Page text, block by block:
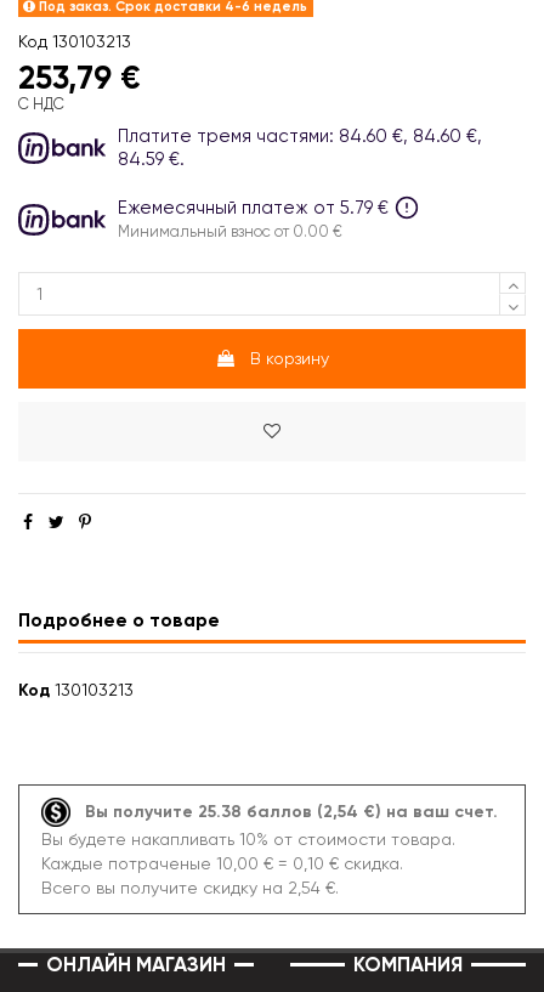
Под заказ. Срок доставки 4-6 недель
Код 130103213
253,79 €
С НДС
Платите тремя частями: 84.60 €, 84.60 €,
84.59 €.
Ежемесячный платеж от 5.79 €
Минимальный взнос от 0.00 €
В корзину
Подробнее о товаре
Код 130103213
Вы получите 25.38 баллов (2,54 €) на ваш счет.
Вы будете накапливать 10% от стоимости товара.
Каждые потраченые 10,00 € = 0,10 € скидка.
Всего вы получите скидку на 2,54 €.
ОНЛАЙН МАГАЗИН КОМПАНИЯ